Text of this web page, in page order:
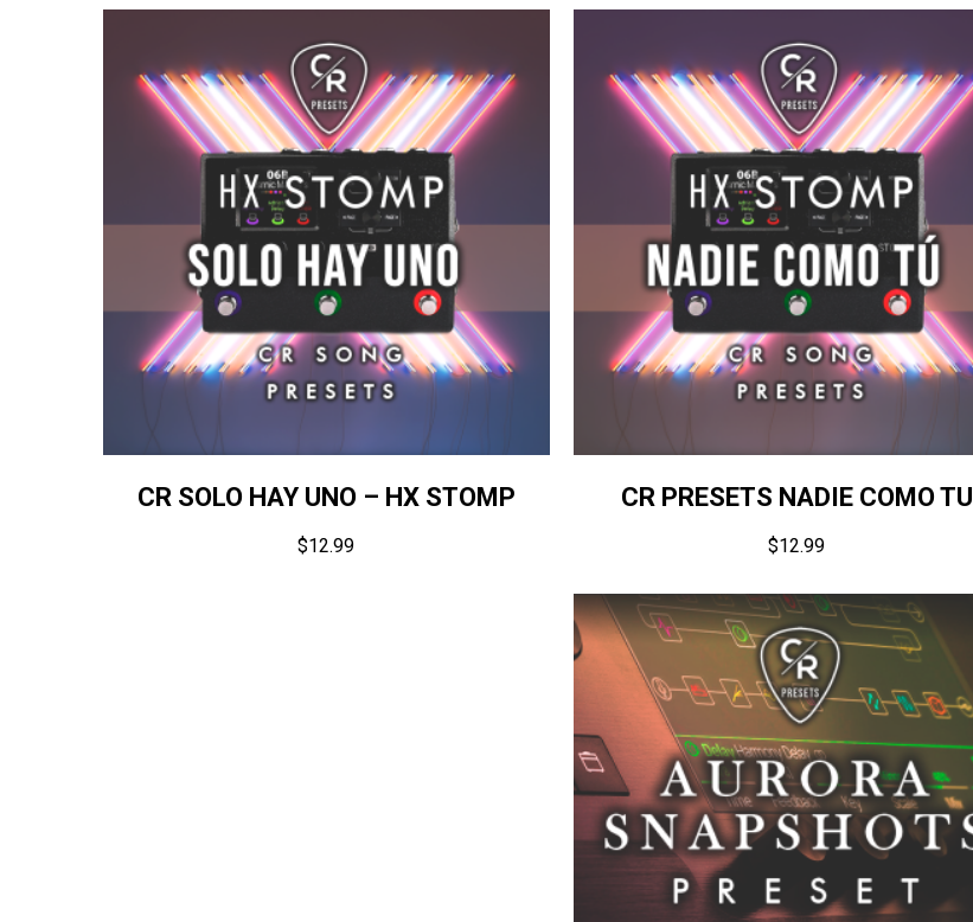
CR SOLO HAY UNO – HX STOMP
$12.99
CR PRESETS NADIE COMO TU
$12.99